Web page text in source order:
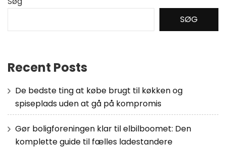
SØG
Recent Posts
De bedste ting at købe brugt til køkken og
spiseplads uden at gå på kompromis
Gør boligforeningen klar til elbilboomet: Den
komplette guide til fælles ladestandere